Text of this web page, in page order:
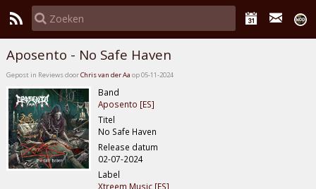
Aposento - No Safe Haven
Gepost in Reviews doorChris van der Aa op 05-11-2024
Band
Aposento [ES]
Titel
No Safe Haven
Release datum
02-07-2024
Label
Xtreem Music [ES]